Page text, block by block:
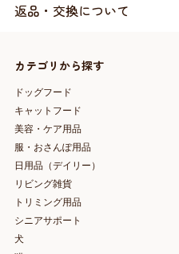
返品・交換について
カテゴリから探す
ドッグフード
キャットフード
美容・ケア用品
服・おさんぽ用品
日用品（デイリー）
リビング雑貨
トリミング用品
シニアサポート
犬